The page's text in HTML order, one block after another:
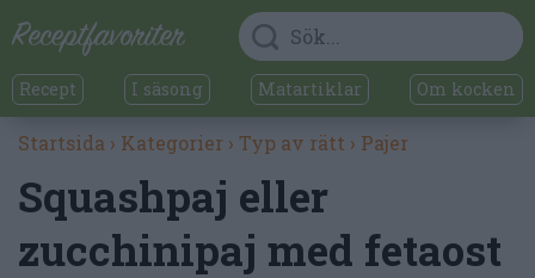
Recept I säsong Matartiklar Om kocken
Startsida › Kategorier › Typ av rätt › Pajer
Squashpaj eller
zucchinipaj med fetaost